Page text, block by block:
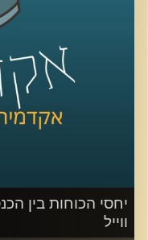
למה הפסיקה הזאת כל
החזקת תפקיד יושב
הבעייתיות בסעד
פרופ' רבקה ווייל,
בבית הספר למשפטים,
יחסי הכוחות בין
ווייל